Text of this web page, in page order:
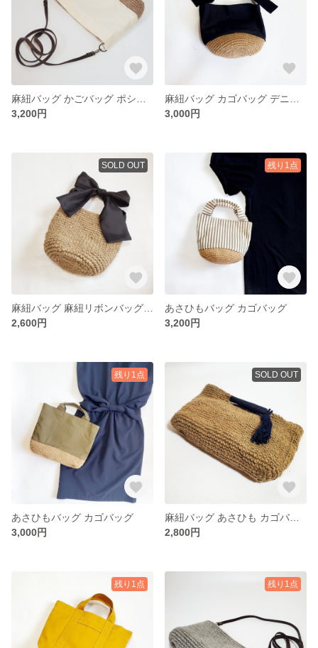
3,200円
3,000円
SOLD OUT
2,600円
残り1点
あさひもバッグ カゴバッグ
3,200円
残り1点
あさひもバッグ カゴバッグ
3,000円
SOLD OUT
麻紐バッグ あさひも カゴバッグ
2,800円
残り1点 残り1点